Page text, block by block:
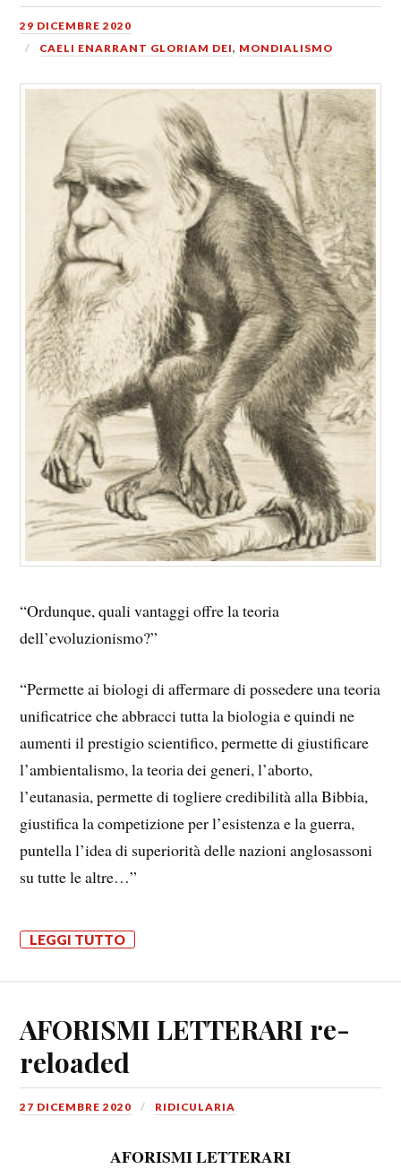
29 DICEMBRE 2020
CAELI ENARRANT GLORIAM DEI, MONDIALISMO
“Ordunque, quali vantaggi offre la teoria
dell’evoluzionismo?”
“Permette ai biologi di affermare di possedere una teoria
unificatrice che abbracci tutta la biologia e quindi ne
aumenti il prestigio scientifico, permette di giustificare
l’ambientalismo, la teoria dei generi, l’aborto,
l’eutanasia, permette di togliere credibilità alla Bibbia,
giustifica la competizione per l’esistenza e la guerra,
puntella l’idea di superiorità delle nazioni anglosassoni
su tutte le altre…”
LEGGI TUTTO
AFORISMI LETTERARI re-
reloaded
27 DICEMBRE 2020 RIDICULARIA
AFORISMI LETTERARI